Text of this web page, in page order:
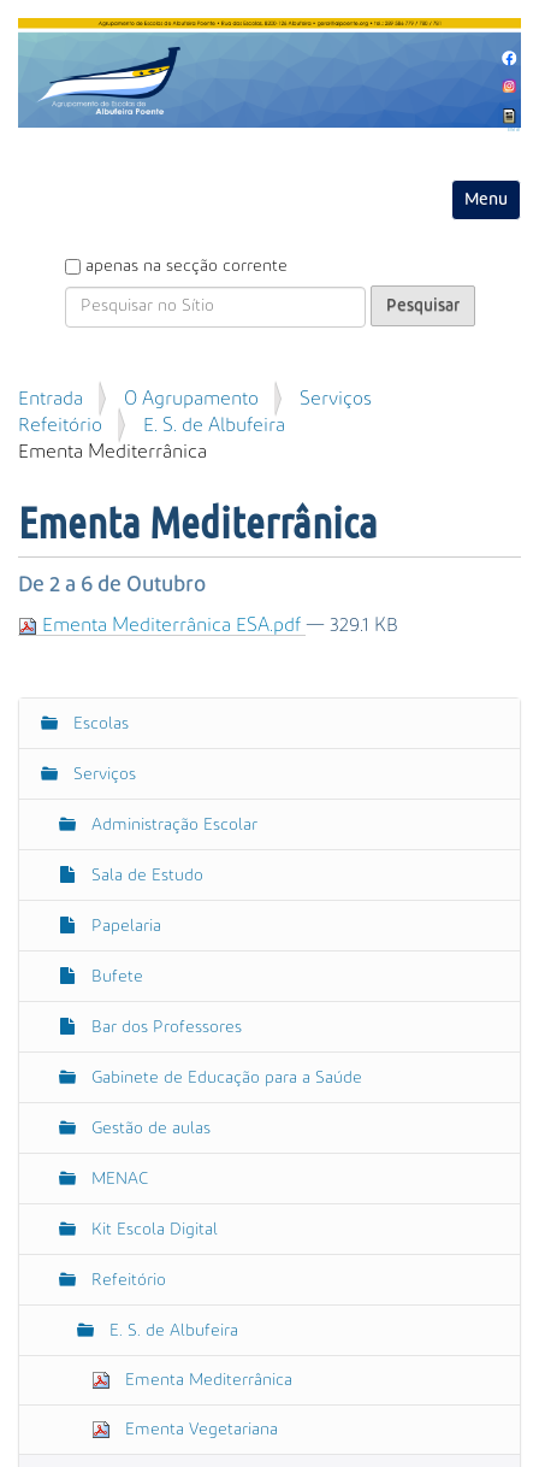
Toggle
P
e
i
s
a
apenas na secção corrente
P
e
s
a
v
Entrada O Agrupamento
Serviços
Refeitório
E. S. de Albufeira
Ementa Mediterrânica
Ementa Mediterrânica
De 2 a 6 de Outubro
Ementa Mediterrânica ESA.pdf — 329.1 KB
N
Escolas
Serviços
Administração Escolar
Sala de Estudo
Papelaria
Bufete
Bar dos Professores
Gabinete de Educação para a Saúde
Gestão de aulas
MENAC
Kit Escola Digital
Refeitório
E. S. de Albufeira
Ementa Mediterrânica
Ementa Vegetariana